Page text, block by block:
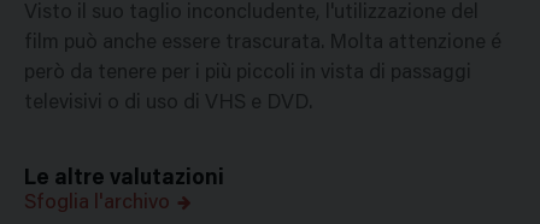
Visto il suo taglio inconcludente, l'utilizzazione del
film può anche essere trascurata. Molta attenzione é
però da tenere per i più piccoli in vista di passaggi
televisivi o di uso di VHS e DVD.
Le altre valutazioni
Sfoglia l'archivo